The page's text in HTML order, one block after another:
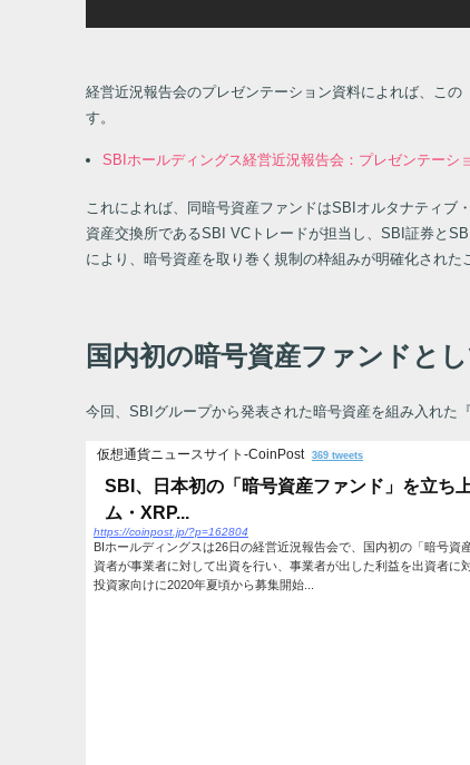
経営近況報告会のプレゼンテーション資料によれば、こ
す。
SBIホールディングス経営近況報告会：プレゼンテーシ
これによれば、同暗号資産ファンドはSBIオルタナティブ
資産交換所であるSBI VCトレードが担当し、SBI証券と
により、暗号資産を取り巻く規制の枠組みが明確化された
国内初の暗号資産ファンドとし
今回、SBIグループから発表された暗号資産を組み入れた
仮想通貨ニュースサイト-CoinPost 369 tweets
SBI、日本初の「暗号資産ファンド」を立
ム・XRP...
https://coinpost.jp/?p=162804
BIホールディングスは26日の経営近況報告会で、国内初の「暗号資
資者が事業者に対して出資を行い、事業者が出した利益を出資者に
投資家向けに2020年夏頃から募集開始...